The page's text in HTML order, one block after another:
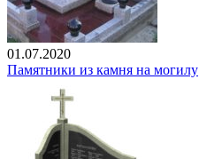
01.07.2020
Памятники из камня на могилу